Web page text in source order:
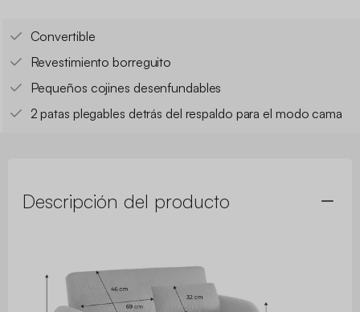
Convertible
Revestimiento borreguito
Pequeños cojines desenfundables
2 patas plegables detrás del respaldo para el modo cama
Descripción del producto